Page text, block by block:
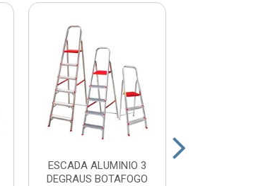
ESCADA ALUMINIO 3
DEGRAUS BOTAFOGO